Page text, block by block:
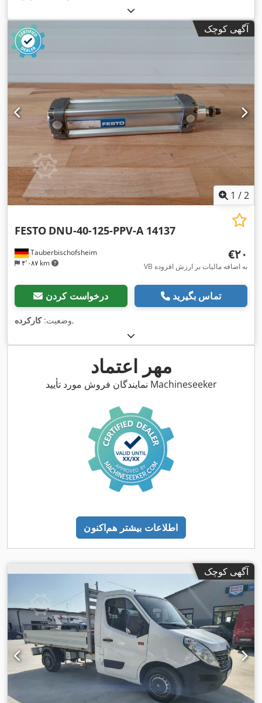
آگهی کوچک
1 /2
Tauberbischofsheim
۴٬۰۸۷ km
FESTO DNU-40-125-PPV-A 14137
‎€۲۰
VB به اضافه مالیات بر ارزش افزوده
درخواست کردن تماس بگیرید
وضعیت:کارکرده ,
مهر اعتماد
نمایندگان فروش مورد تأیید Machineseeker
اطلاعات بیشتر هم‌اکنون
آگهی کوچک